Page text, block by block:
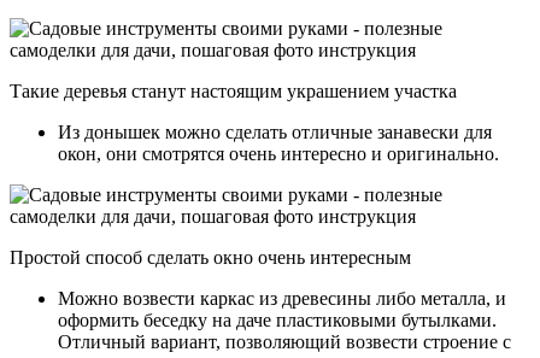
Такие деревья станут настоящим украшением участка
Из донышек можно сделать отличные занавески для
окон, они смотрятся очень интересно и оригинально.
Простой способ сделать окно очень интересным
Можно возвести каркас из древесины либо металла, и
оформить беседку на даче пластиковыми бутылками.
Отличный вариант, позволяющий возвести строение с